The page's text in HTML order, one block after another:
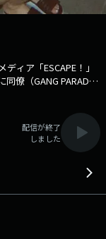
ィア「ESCAPE！」
僚（GANG PARADE
お届けする雑談系ト
ァッションやグル
々なコーナーを企画
トやタレント、クリエ
お聴き頂けるポッドキ
」
配信が終了
しました